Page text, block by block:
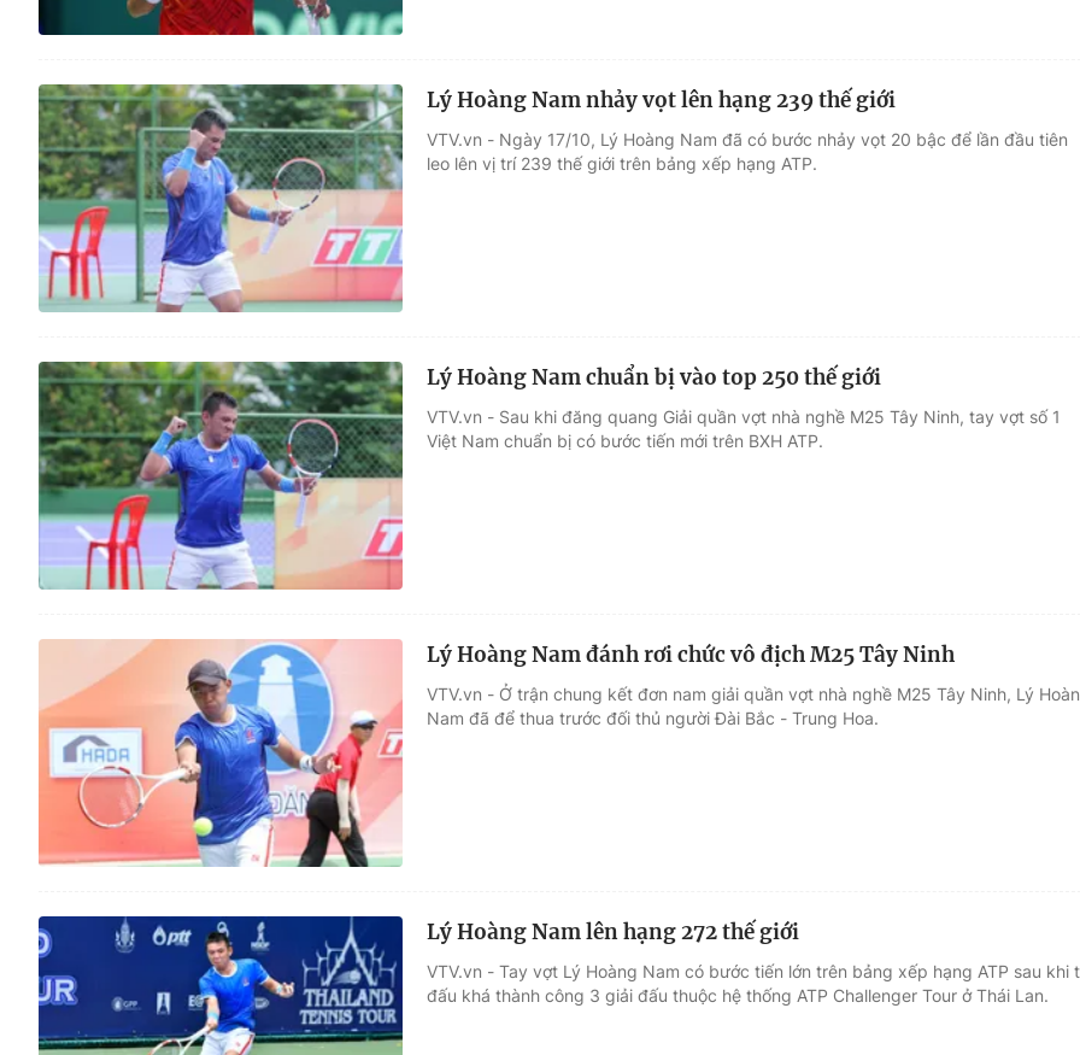
Lý Hoàng Nam nhảy vọt lên hạng 239 thế giới
VTV.vn - Ngày 17/10, Lý Hoàng Nam đã có bước nhảy vọt 20 bậc để lần đầu tiên
leo lên vị trí 239 thế giới trên bảng xếp hạng ATP.
Lý Hoàng Nam chuẩn bị vào top 250 thế giới
VTV.vn - Sau khi đăng quang Giải quần vợt nhà nghề M25 Tây Ninh, tay vợt số 1
Việt Nam chuẩn bị có bước tiến mới trên BXH ATP.
Lý Hoàng Nam đánh rơi chức vô địch M25 Tây Ninh
VTV.vn - Ở trận chung kết đơn nam giải quần vợt nhà nghề M25 Tây Ninh, Lý
Nam đã để thua trước đối thủ người Đài Bắc - Trung Hoa.
Lý Hoàng Nam lên hạng 272 thế giới
VTV.vn - Tay vợt Lý Hoàng Nam có bước tiến lớn trên bảng xếp hạng ATP sau khi
đấu khá thành công 3 giải đấu thuộc hệ thống ATP Challenger Tour ở Thái Lan.